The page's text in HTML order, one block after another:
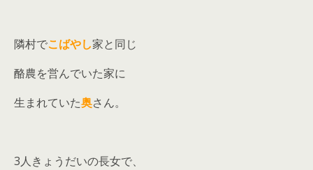
隣村でこばやし家と同じ
酪農を営んでいた家に
生まれていた奥さん。
3人きょうだいの長女で、